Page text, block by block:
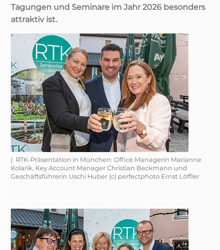
Tagungen und Seminare im Jahr 2026 besonders
attraktiv ist.
| RTK-Präsentation in München: Office Managerin Marianne
Kolarik, Key Account Manager Christian Beckmann und
Geschäftsführerin Uschi Huber (c) perfectphoto Ernst Löffler